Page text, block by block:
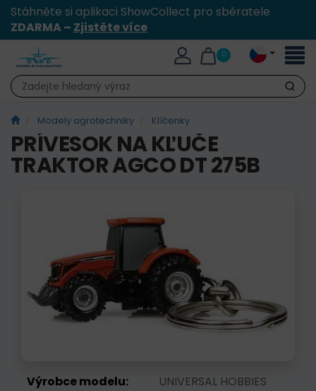
Stáhněte si aplikaci ShowCollect pro sběratele
ZDARMA – Zjistěte více
0
Hledat
Modely agrotechniky Klíčenky
PRÍVESOK NA KĽUČE
TRAKTOR AGCO DT 275B
Výrobce modelu:
UNIVERSAL HOBBIES